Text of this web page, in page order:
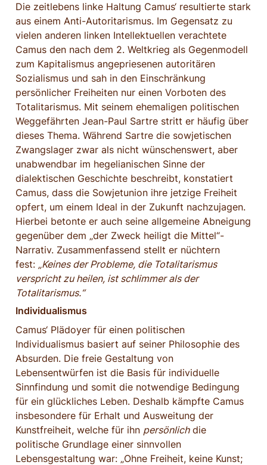
Die zeitlebens linke Haltung Camus‘ resultierte stark
aus einem Anti-Autoritarismus. Im Gegensatz zu
vielen anderen linken Intellektuellen verachtete
Camus den nach dem 2. Weltkrieg als Gegenmodell
zum Kapitalismus angepriesenen autoritären
Sozialismus und sah in den Einschränkung
persönlicher Freiheiten nur einen Vorboten des
Totalitarismus. Mit seinem ehemaligen politischen
Weggefährten Jean-Paul Sartre stritt er häufig über
dieses Thema. Während Sartre die sowjetischen
Zwangslager zwar als nicht wünschenswert, aber
unabwendbar im hegelianischen Sinne der
dialektischen Geschichte beschreibt, konstatiert
Camus, dass die Sowjetunion ihre jetzige Freiheit
opfert, um einem Ideal in der Zukunft nachzujagen.
Hierbei betonte er auch seine allgemeine Abneigung
gegenüber dem „der Zweck heiligt die Mittel“-
Narrativ. Zusammenfassend stellt er nüchtern
fest: „Keines der Probleme, die Totalitarismus
verspricht zu heilen, ist schlimmer als der
Totalitarismus.“
Individualismus
Camus‘ Plädoyer für einen politischen
Individualismus basiert auf seiner Philosophie des
Absurden. Die freie Gestaltung von
Lebensentwürfen ist die Basis für individuelle
Sinnfindung und somit die notwendige Bedingung
für ein glückliches Leben. Deshalb kämpfte Camus
insbesondere für Erhalt und Ausweitung der
Kunstfreiheit, welche für ihn persönlich die
politische Grundlage einer sinnvollen
Lebensgestaltung war: „Ohne Freiheit, keine Kunst;